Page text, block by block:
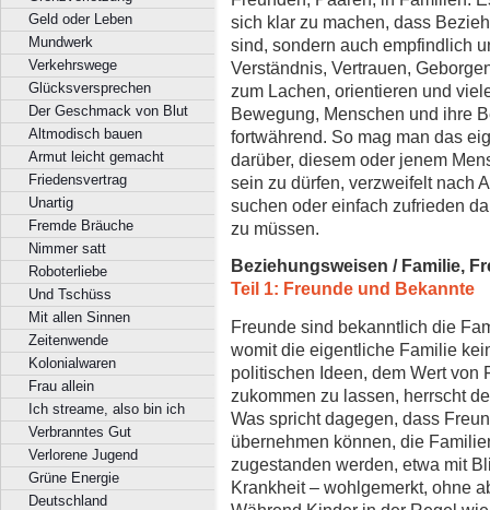
Geld oder Leben
Mundwerk
Verkehrswege
Glücksversprechen
Der Geschmack von Blut
Altmodisch bauen
Armut leicht gemacht
Friedensvertrag
Unartig
Fremde Bräuche
Nimmer satt
Roboterliebe
Und Tschüss
Mit allen Sinnen
Zeitenwende
Kolonialwaren
Frau allein
Ich streame, also bin ich
Verbranntes Gut
Verlorene Jugend
Grüne Energie
Deutschland
sich klar zu machen, dass
sind, sondern auch empfindlich
Verständnis, Vertrauen,
zum Lachen, orientieren und
Bewegung, Menschen und ihre
fortwährend. So mag man das
darüber, diesem oder jenem
sein zu dürfen, verzweifelt nach
suchen oder einfach zufrieden
zu müssen.
Beziehungsweisen / Familie,
Teil 1: Freunde und Bekannte
Freunde sind bekanntlich die
womit die eigentliche Familie
politischen Ideen, dem Wert von
zukommen zu lassen, herrscht
Was spricht dagegen, dass
übernehmen können, die
zugestanden werden, etwa mit
Krankheit – wohlgemerkt, ohne